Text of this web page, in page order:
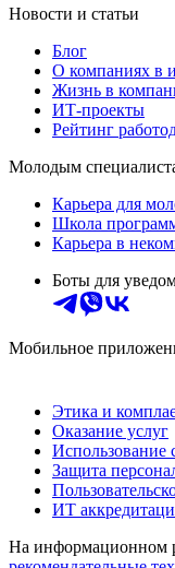
Новости и статьи
Блог
О компаниях в
Жизнь в
ИТ-проекты
Рейтинг
Молодым
Карьера для
Школа
Карьера в
Боты для
Мобильное
Этика и
Оказание услуг
Использование
Защита
ИТ
На информационном